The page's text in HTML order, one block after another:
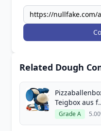
Related Dough
Teigbox aus
Grade A